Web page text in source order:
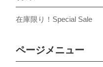
在庫限り！Special Sale
ページメニュー